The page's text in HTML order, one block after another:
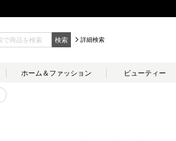
検索 詳細検索
ホーム＆ ファッション ビューティー